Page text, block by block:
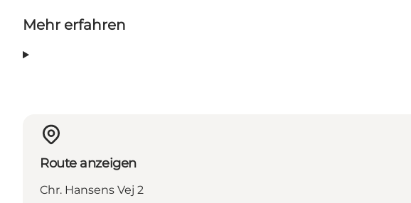
Mehr erfahren
Route anzeigen
Chr. Hansens Vej 2